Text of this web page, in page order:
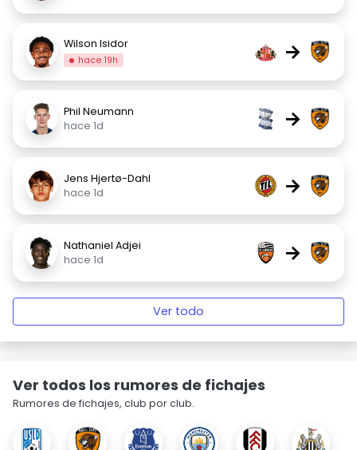
Wilson Isidor
hace 19h →
Phil Neumann
hace 1d
→
Jens Hjertø-Dahl
hace 1d
→
Nathaniel Adjei
hace 1d
→
Ver todo
Ver todos los rumores de fichajes
Rumores de fichajes, club por club.